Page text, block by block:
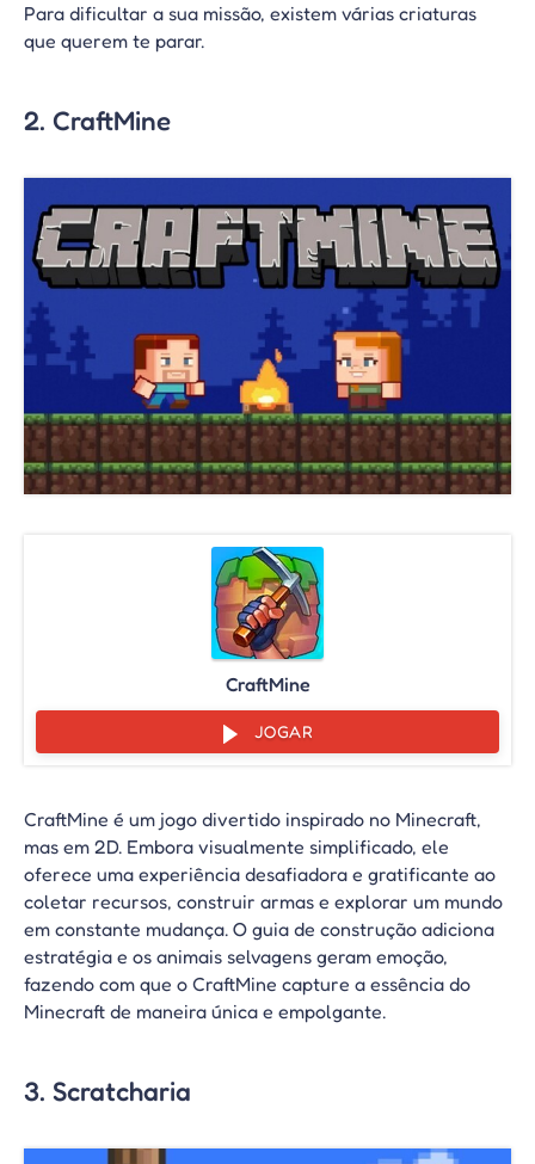
Para dificultar a sua missão, existem várias criaturas
que querem te parar.
2. CraftMine
CraftMine
JOGAR
CraftMine é um jogo divertido inspirado no Minecraft,
mas em 2D. Embora visualmente simplificado, ele
oferece uma experiência desafiadora e gratificante ao
coletar recursos, construir armas e explorar um mundo
em constante mudança. O guia de construção adiciona
estratégia e os animais selvagens geram emoção,
fazendo com que o CraftMine capture a essência do
Minecraft de maneira única e empolgante.
3. Scratcharia